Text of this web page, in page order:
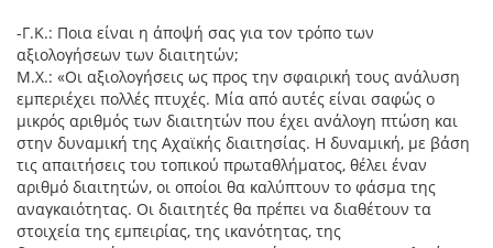
-Γ.Κ.: Ποια είναι η άποψή σας για τον τρόπο των
αξιολογήσεων των διαιτητών;
Μ.Χ.: «Οι αξιολογήσεις ως προς την σφαιρική τους ανάλυση
εμπεριέχει πολλές πτυχές. Μία από αυτές είναι σαφώς ο
μικρός αριθμός των διαιτητών που έχει ανάλογη πτώση και
στην δυναμική της Αχαϊκής διαιτησίας. Η δυναμική, με βάση
τις απαιτήσεις του τοπικού πρωταθλήματος, θέλει έναν
αριθμό διαιτητών, οι οποίοι θα καλύπτουν το φάσμα της
αναγκαιότητας. Οι διαιτητές θα πρέπει να διαθέτουν τα
στοιχεία της εμπειρίας, της ικανότητας, της